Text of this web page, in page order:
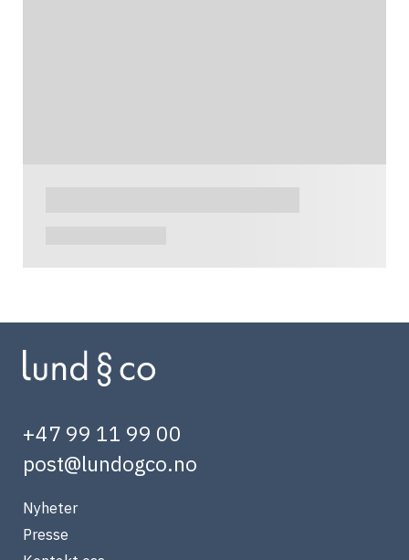
+47 99 11 99 00
post@lundogco.no
Nyheter
Presse